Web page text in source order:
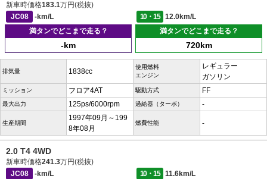
新車時価格183.1万円(税抜)
JC08
-km/L 10・15
12.0km/L
満タンでどこまで走る？
-km
満タンでどこまで走る？
720km
排気量 1838cc
使用燃料
エンジン
レギュラー
ガソリン
ミッション フロア4AT 駆動方式 FF
最大出力 125ps/6000rpm 過給器（ターボ） -
生産期間
1997年09月～199
8年08月
燃費性能 -
2.0 T4 4WD
新車時価格241.3万円(税抜)
JC08
-km/L 10・15
11.6km/L